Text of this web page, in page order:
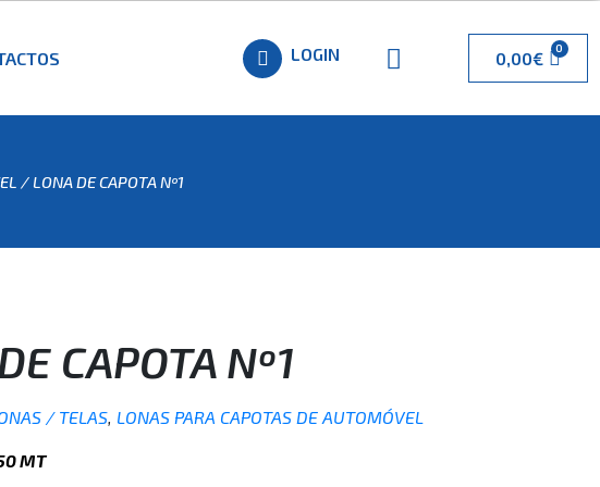
LOGIN 0,00€
/ LONA DE CAPOTA Nº1
CAPOTA Nº1
/ TELAS, LONAS PARA CAPOTAS DE AUTOMÓVEL
MT